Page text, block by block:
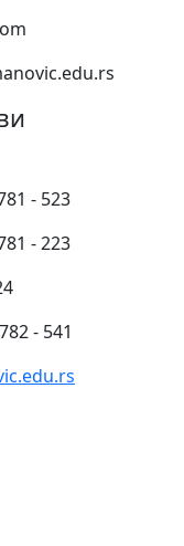
- 523
- 223
- 541